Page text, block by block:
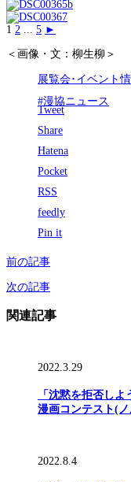
1 2 ... 5 ►
＜画像・文：柳生柳＞
展覧会･イベント
#漫協ニュース
Tweet
Share
Hatena
Pocket
RSS
feedly
Pin it
前の記事
次の記事
関連記事
2022.3.29
「沈黙を拒否し
漫画コンテスト(
2022.8.4